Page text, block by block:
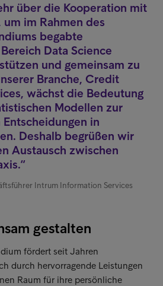
über die Kooperation mit
im Rahmen des
begabte
Data Science
und gemeinsam zu
Branche, Credit
wächst die Bedeutung
Modellen zur
in
Deshalb begrüßen wir
Austausch zwischen
Intrum Information Services
gestalten
fördert seit Jahren
durch hervorragende Leistungen
Raum für ihre persönliche